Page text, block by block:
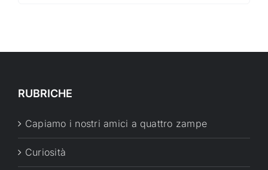
RUBRICHE
Capiamo i nostri amici a quattro zampe
Curiosità